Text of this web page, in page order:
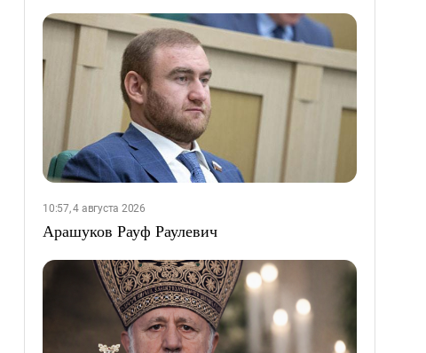
10:57, 4 августа 2026
Арашуков Рауф Раулевич